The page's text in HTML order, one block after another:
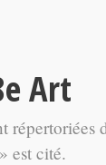
Art
est cité.